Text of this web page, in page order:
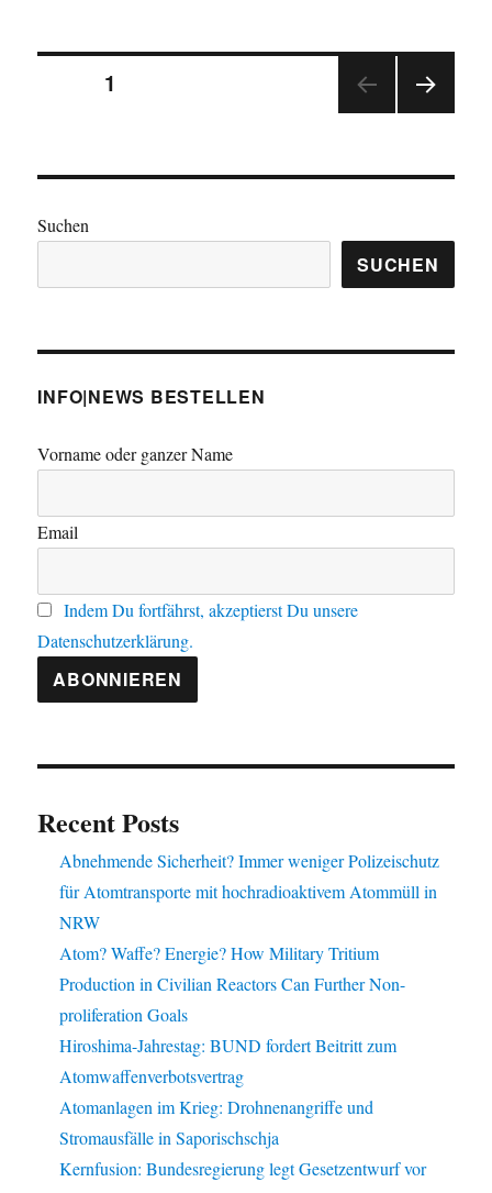
Seitennummerierung
Beiträge
1
E
Suchen
SUCHEN
INFO|NEWS BESTELLEN
Vorname oder ganzer Name
Email
Indem Du fortfährst, akzeptierst Du unsere
Datenschutzerklärung.
Recent Posts
Abnehmende Sicherheit? Immer weniger Polizeischutz
für Atomtransporte mit hochradioaktivem Atommüll in
NRW
Atom? Waffe? Energie? How Military Tritium
Production in Civilian Reactors Can Further Non-
proliferation Goals
Hiroshima-Jahrestag: BUND fordert Beitritt zum
Atomwaffenverbotsvertrag
Atomanlagen im Krieg: Drohnenangriffe und
Stromausfälle in Saporischschja
Kernfusion: Bundesregierung legt Gesetzentwurf vor